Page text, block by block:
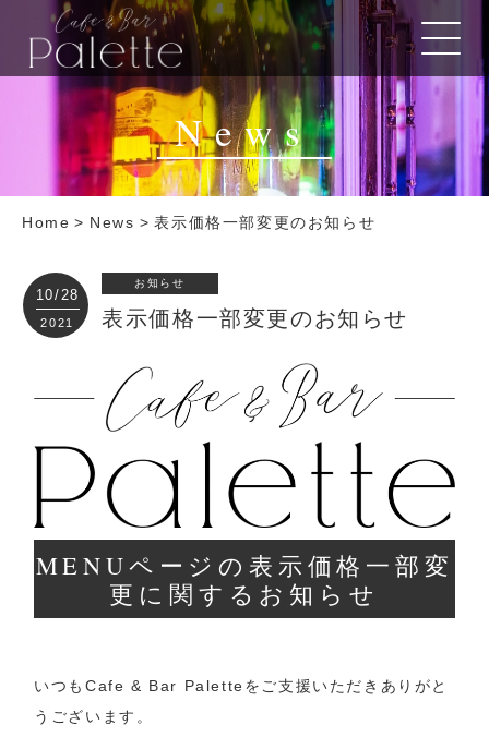
News
Home > News > 表示価格一部変更のお知らせ
10/28
2021
お知らせ
表示価格一部変更のお知らせ
MENUページの表示価格一部変
更に関するお知らせ
いつもCafe & Bar Paletteをご支援いただきありがと
うございます。